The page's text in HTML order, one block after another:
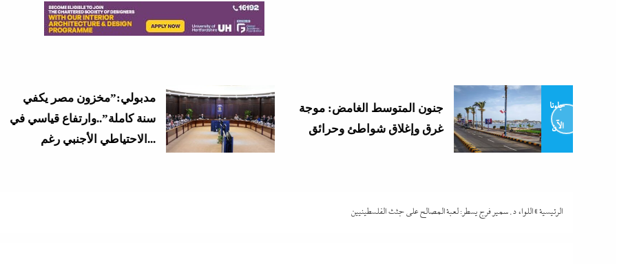
جاءنا
الآن
مدبولي:”مخزون مصر يكفي
سنة كاملة”..وارتفاع قياسي في
الاحتياطي الأجنبي رغم...
جنون المتوسط الغامض: موجة
غرق وإغلاق شواطئ وحرائق
الرئيسية»اللواء د. سمير فرج يسطر: لعبة المصالح على جثث الفلسطينيين